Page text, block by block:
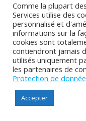
Comme la plupart
Services utilise des
personnalisé et
informations sur la
cookies sont
contiendront jamais
utilisés uniquement
les partenaires de
Protection de
Accepter